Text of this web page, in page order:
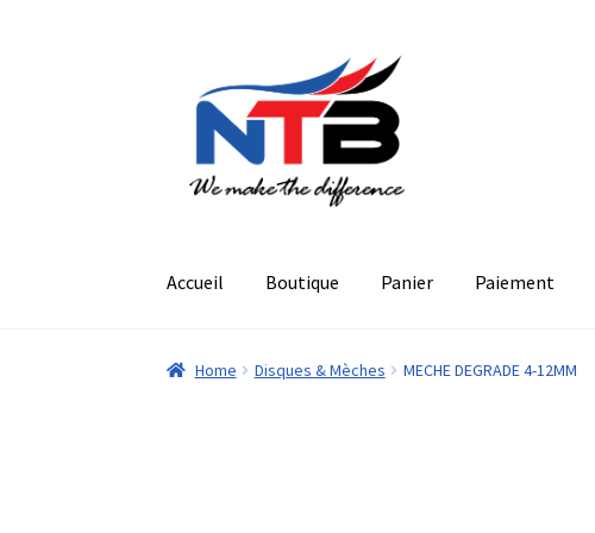
navigation
contenu
Accueil Boutique Panier Paiement
Home Disques & Mèches MECHE DEGRADE 4-12MM